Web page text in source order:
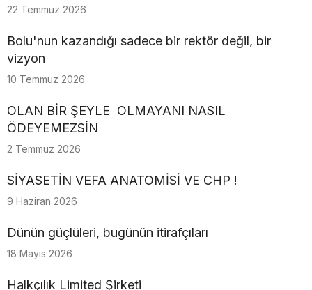
22 Temmuz 2026
Bolu'nun kazandığı sadece bir rektör değil, bir
vizyon
10 Temmuz 2026
OLAN BİR ŞEYLE OLMAYANI NASIL
ÖDEYEMEZSİN
2 Temmuz 2026
SİYASETİN VEFA ANATOMİSİ VE CHP !
9 Haziran 2026
Dünün güçlüleri, bugünün itirafçıları
18 Mayıs 2026
Halkçılık Limited Şirketi